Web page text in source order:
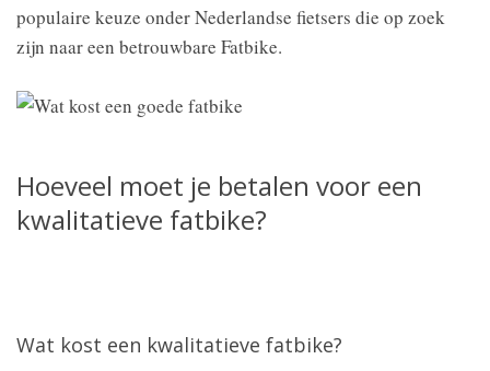
populaire keuze onder Nederlandse fietsers die op zoek
zijn naar een betrouwbare Fatbike.
Hoeveel moet je betalen voor een
kwalitatieve fatbike?
Wat kost een kwalitatieve fatbike?